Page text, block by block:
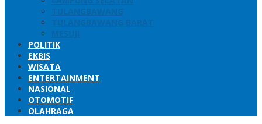
TULANGBAWANG
TULANGBAWANG BARAT
MESUJI
POLITIK
EKBIS
WISATA
ENTERTAINMENT
NASIONAL
OTOMOTIF
OLAHRAGA